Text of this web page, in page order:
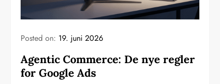
Posted on: 19. juni 2026
Agentic Commerce: De nye regler
for Google Ads